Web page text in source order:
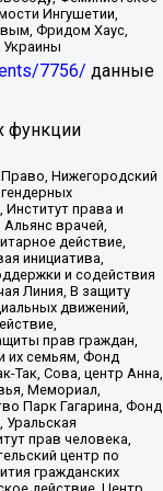
Ингушетии,
Фридом Хаус,
Украины
7756/ данные
функции
Нижегородский
права и
врачей,
действие,
инициатива,
и содействия
Линия, В защиту
движений,
прав граждан,
их семьям, Фонд
Так, Сова, центр Анна,
Мемориал,
Парк Гагарина, Фонд
прав человека,
центр по
гражданских